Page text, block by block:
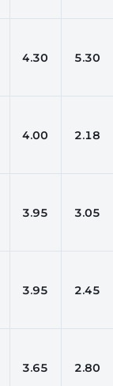
4.30 5.30
4.00 2.18
3.95 3.05
3.95 2.45
3.65 2.80